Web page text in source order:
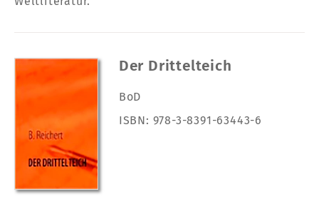
Der Drittelteich
BoD
ISBN: 978-3-8391-63443-6